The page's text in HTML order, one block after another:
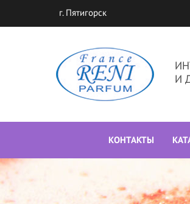
г. Пятигорск
И
КОНТАКТЫ